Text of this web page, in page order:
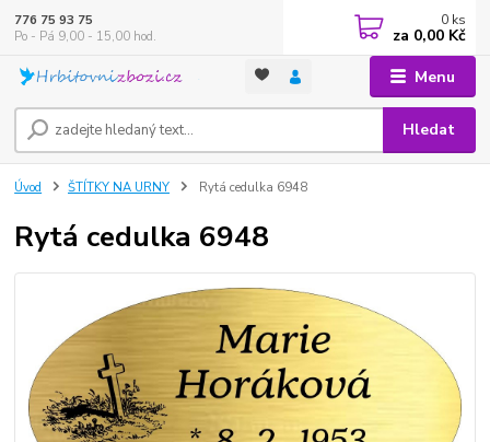
Menu
Hledat
776 75 93 75
Po - Pá 9,00 - 15,00 hod.
0 ks
za 0,00 Kč
Úvod ŠTÍTKY NA URNY Rytá cedulka 6948
Rytá cedulka 6948